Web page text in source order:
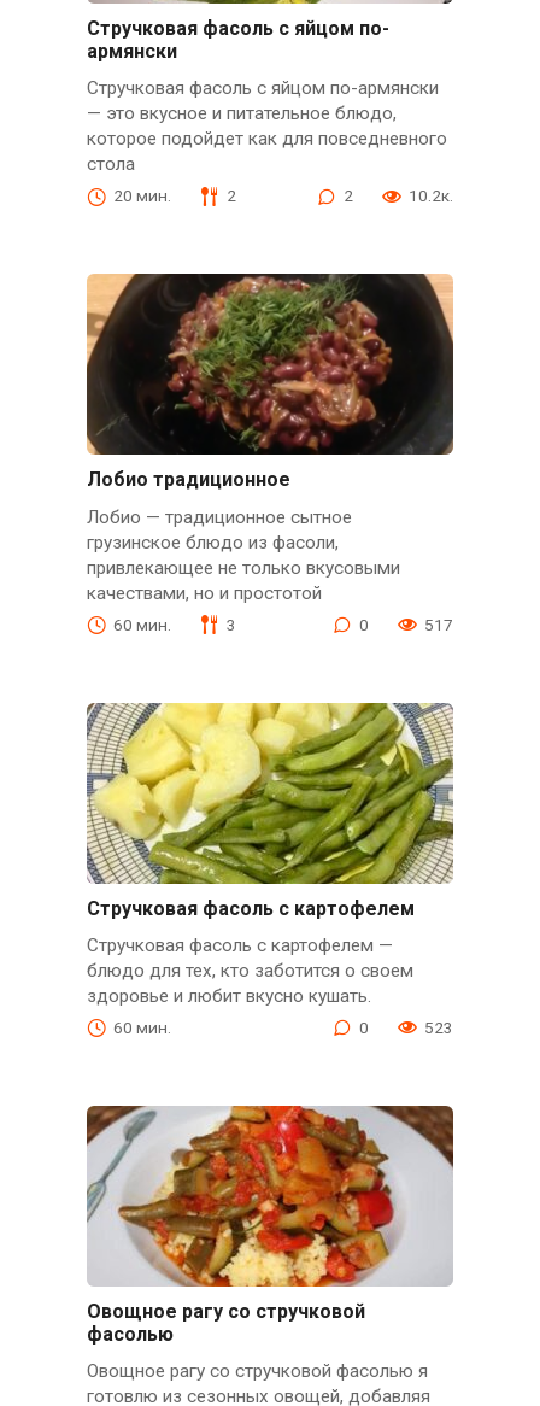
Стручковая фасоль с яйцом по-
армянски
Стручковая фасоль с яйцом по-армянски
— это вкусное и питательное блюдо,
которое подойдет как для повседневного
стола
20 мин. 2 2 10.2к.
Лобио традиционное
Лобио — традиционное сытное
грузинское блюдо из фасоли,
привлекающее не только вкусовыми
качествами, но и простотой
60 мин. 3 0 517
Стручковая фасоль с картофелем
Стручковая фасоль с картофелем —
блюдо для тех, кто заботится о своем
здоровье и любит вкусно кушать.
60 мин. 0 523
Овощное рагу со стручковой
фасолью
Овощное рагу со стручковой фасолью я
готовлю из сезонных овощей, добавляя